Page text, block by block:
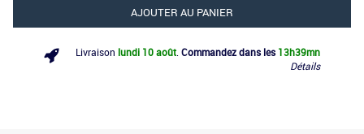
AJOUTER AU PANIER
Livraison lundi 10 août Commandez dans les 13h39mn
Détails